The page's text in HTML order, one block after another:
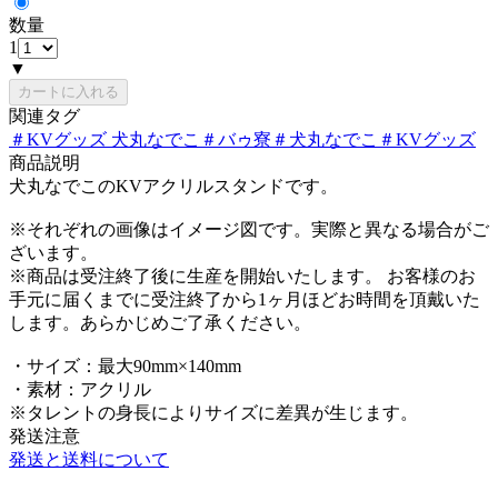
数量
1
▼
カートに入れる
関連タグ
＃KVグッズ 犬丸なでこ ＃バゥ寮 ＃ 犬丸なでこ ＃KVグッズ
商品説明
犬丸なでこのKVアクリルスタンドです。
※それぞれの画像はイメージ図です。実際と異なる場合がご
ざいます。
※商品は受注終了後に生産を開始いたします。 お客様のお
手元に届くまでに受注終了から1ヶ月ほどお時間を頂戴いた
します。あらかじめご了承ください。
・サイズ：最大90mm×140mm
・素材：アクリル
※タレントの身長によりサイズに差異が生じます。
発送注意
発送と送料について